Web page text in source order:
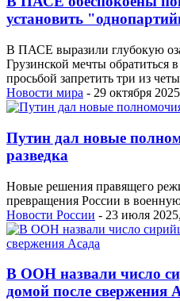
установить
В ПАСЕ выразили глубокую
Грузинской мечты обратиться
просьбой запретить три из
Новости мира - 29 октября
Путин дал новые
разведка
Новые решения правящего
превращения России в
Новости России - 23 июля
В ООН назвали число
домой после свержения